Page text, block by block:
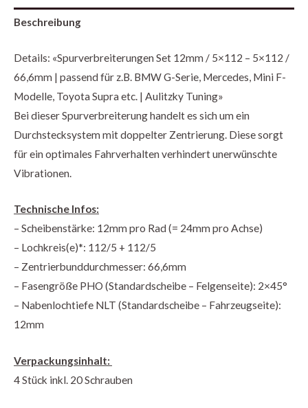
Beschreibung
Details: «Spurverbreiterungen Set 12mm / 5×112 – 5×112 /
66,6mm | passend für z.B. BMW G-Serie, Mercedes, Mini F-
Modelle, Toyota Supra etc. | Aulitzky Tuning»
Bei dieser Spurverbreiterung handelt es sich um ein
Durchstecksystem mit doppelter Zentrierung. Diese sorgt
für ein optimales Fahrverhalten verhindert unerwünschte
Vibrationen.
Technische Infos:
– Scheibenstärke: 12mm pro Rad (= 24mm pro Achse)
– Lochkreis(e)*: 112/5 + 112/5
– Zentrierbunddurchmesser: 66,6mm
– Fasengröße PHO (Standardscheibe – Felgenseite): 2×45°
– Nabenlochtiefe NLT (Standardscheibe – Fahrzeugseite):
12mm
Verpackungsinhalt:
4 Stück inkl. 20 Schrauben